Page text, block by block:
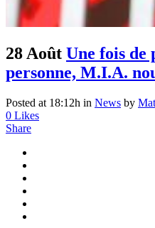
28 Août Une fois de
personne, M.I.A.
Posted at 18:12h in News by
0 Likes
Share